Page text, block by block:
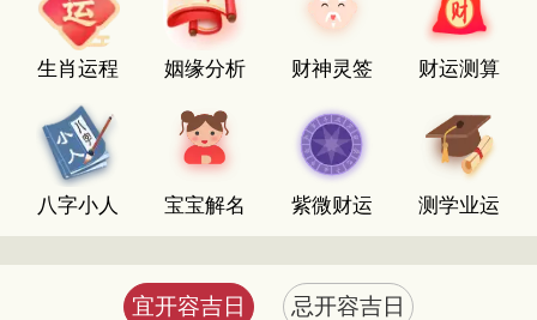
生肖运程 姻缘分析 财神灵签 财运测算
八字小人 宝宝解名 紫微财运 测学业运
宜开容吉日 忌开容吉日